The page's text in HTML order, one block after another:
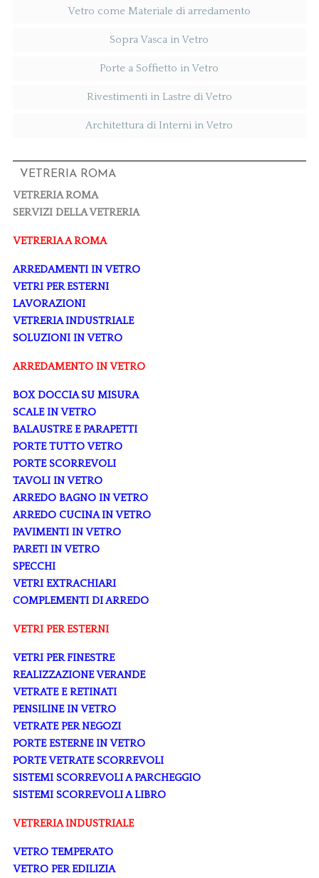
Vetro come Materiale di arredamento
Sopra Vasca in Vetro
Porte a Soffietto in Vetro
Rivestimenti in Lastre di Vetro
Architettura di Interni in Vetro
VETRERIA ROMA
VETRERIA ROMA
SERVIZI DELLA VETRERIA
VETRERIA A ROMA
ARREDAMENTI IN VETRO
VETRI PER ESTERNI
LAVORAZIONI
VETRERIA INDUSTRIALE
SOLUZIONI IN VETRO
ARREDAMENTO IN VETRO
BOX DOCCIA SU MISURA
SCALE IN VETRO
BALAUSTRE E PARAPETTI
PORTE TUTTO VETRO
PORTE SCORREVOLI
TAVOLI IN VETRO
ARREDO BAGNO IN VETRO
ARREDO CUCINA IN VETRO
PAVIMENTI IN VETRO
PARETI IN VETRO
SPECCHI
VETRI EXTRACHIARI
COMPLEMENTI DI ARREDO
VETRI PER ESTERNI
VETRI PER FINESTRE
REALIZZAZIONE VERANDE
VETRATE E RETINATI
PENSILINE IN VETRO
VETRATE PER NEGOZI
PORTE ESTERNE IN VETRO
PORTE VETRATE SCORREVOLI
SISTEMI SCORREVOLI A PARCHEGGIO
SISTEMI SCORREVOLI A LIBRO
VETRERIA INDUSTRIALE
VETRO TEMPERATO
VETRO PER EDILIZIA